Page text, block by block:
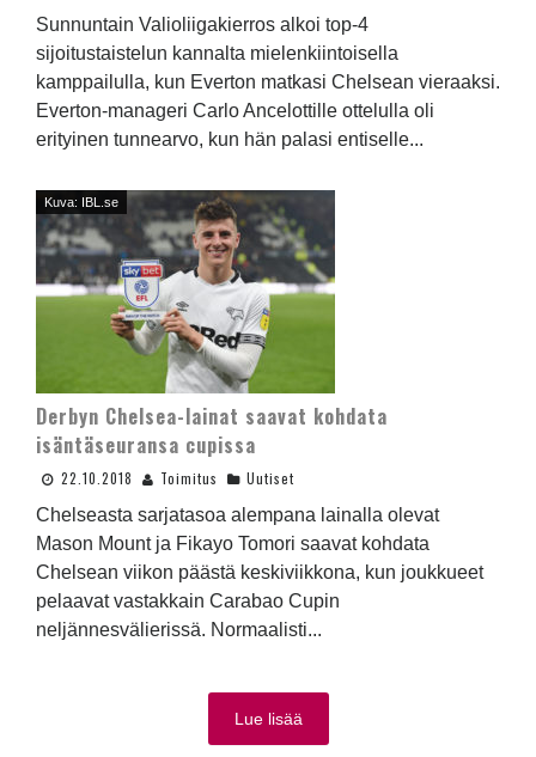
Sunnuntain Valioliigakierros alkoi top-4
sijoitustaistelun kannalta mielenkiintoisella
kamppailulla, kun Everton matkasi Chelsean vieraaksi.
Everton-manageri Carlo Ancelottille ottelulla oli
erityinen tunnearvo, kun hän palasi entiselle...
Kuva: IBL.se
Derbyn Chelsea-lainat saavat kohdata
isäntäseuransa cupissa
22.10.2018 Toimitus Uutiset
Chelseasta sarjatasoa alempana lainalla olevat
Mason Mount ja Fikayo Tomori saavat kohdata
Chelsean viikon päästä keskiviikkona, kun joukkueet
pelaavat vastakkain Carabao Cupin
neljännesvälierissä. Normaalisti...
Lue lisää